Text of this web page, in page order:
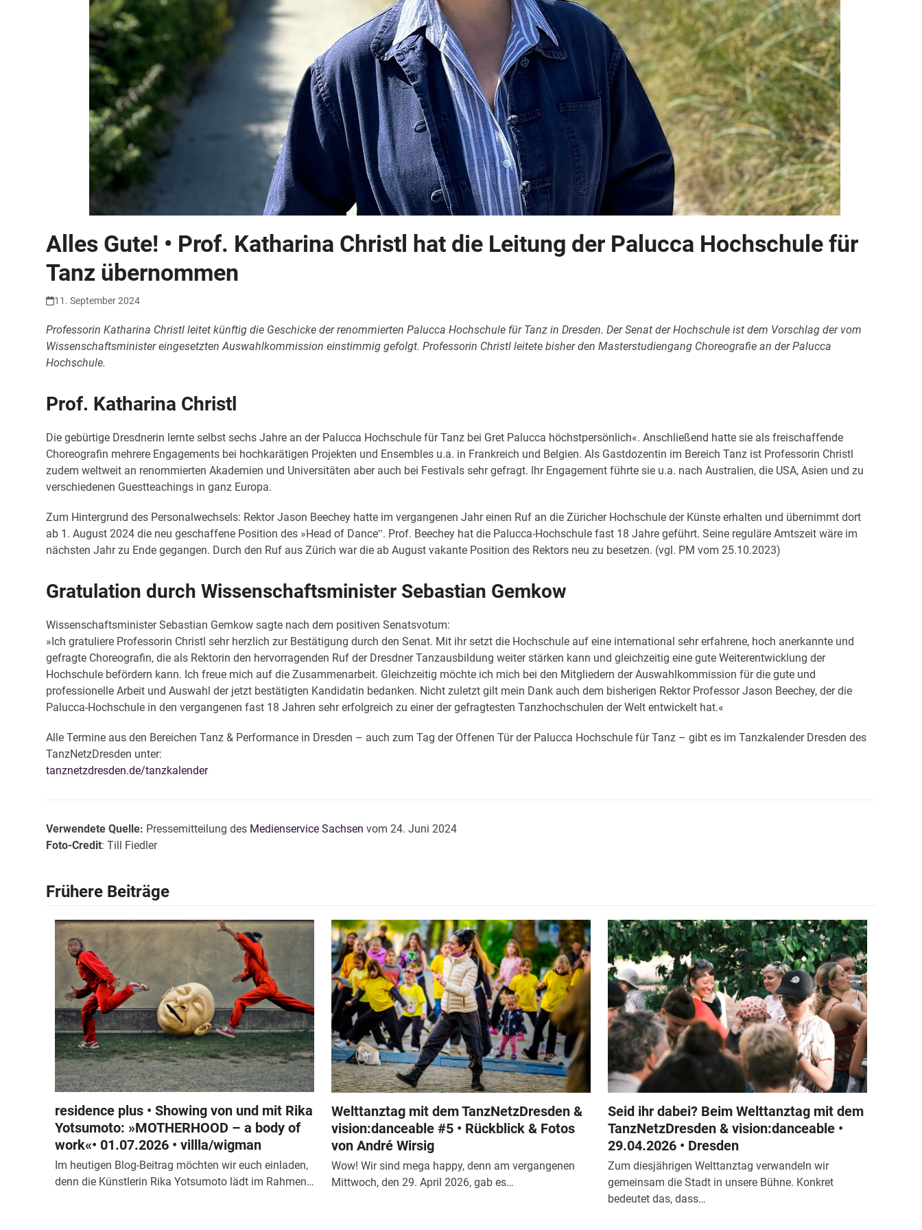
Alles Gute! • Prof. Katharina Christl hat die Leitung der Palucca Hochschule für
Tanz übernommen
11. September 2024
Professorin Katharina Christl leitet künftig die Geschicke der renommierten Palucca Hochschule für Tanz in Dresden. Der Senat der Hochschule ist dem Vorschlag der vom
Wissenschaftsminister eingesetzten Auswahlkommission einstimmig gefolgt. Professorin Christl leitete bisher den Masterstudiengang Choreografie an der Palucca
Hochschule.
Prof. Katharina Christl
Die gebürtige Dresdnerin lernte selbst sechs Jahre an der Palucca Hochschule für Tanz bei Gret Palucca höchstpersönlich«. Anschließend hatte sie als freischaffende
Choreografin mehrere Engagements bei hochkarätigen Projekten und Ensembles u.a. in Frankreich und Belgien. Als Gastdozentin im Bereich Tanz ist Professorin Christl
zudem weltweit an renommierten Akademien und Universitäten aber auch bei Festivals sehr gefragt. Ihr Engagement führte sie u.a. nach Australien, die USA, Asien und zu
verschiedenen Guestteachings in ganz Europa.
Zum Hintergrund des Personalwechsels: Rektor Jason Beechey hatte im vergangenen Jahr einen Ruf an die Züricher Hochschule der Künste erhalten und übernimmt dort
ab 1. August 2024 die neu geschaffene Position des »Head of Dance‟. Prof. Beechey hat die Palucca-Hochschule fast 18 Jahre geführt. Seine reguläre Amtszeit wäre im
nächsten Jahr zu Ende gegangen. Durch den Ruf aus Zürich war die ab August vakante Position des Rektors neu zu besetzen. (vgl. PM vom 25.10.2023)
Gratulation durch Wissenschaftsminister Sebastian Gemkow
Wissenschaftsminister Sebastian Gemkow sagte nach dem positiven Senatsvotum:
»Ich gratuliere Professorin Christl sehr herzlich zur Bestätigung durch den Senat. Mit ihr setzt die Hochschule auf eine international sehr erfahrene, hoch anerkannte und
gefragte Choreografin, die als Rektorin den hervorragenden Ruf der Dresdner Tanzausbildung weiter stärken kann und gleichzeitig eine gute Weiterentwicklung der
Hochschule befördern kann. Ich freue mich auf die Zusammenarbeit. Gleichzeitig möchte ich mich bei den Mitgliedern der Auswahlkommission für die gute und
professionelle Arbeit und Auswahl der jetzt bestätigten Kandidatin bedanken. Nicht zuletzt gilt mein Dank auch dem bisherigen Rektor Professor Jason Beechey, der die
Palucca-Hochschule in den vergangenen fast 18 Jahren sehr erfolgreich zu einer der gefragtesten Tanzhochschulen der Welt entwickelt hat.«
Alle Termine aus den Bereichen Tanz & Performance in Dresden – auch zum Tag der Offenen Tür der Palucca Hochschule für Tanz – gibt es im Tanzkalender Dresden des
TanzNetzDresden unter:
tanznetzdresden.de/tanzkalender
Verwendete Quelle: Pressemitteilung des Medienservice Sachsen vom 24. Juni 2024
Foto-Credit: Till Fiedler
Frühere Beiträge
residence plus • Showing von und mit Rika
Yotsumoto: »MOTHERHOOD – a body of
work«• 01.07.2026 • villla/wigman
Im heutigen Blog-Beitrag möchten wir euch einladen,
denn die Künstlerin Rika Yotsumoto lädt im Rahmen…
Welttanztag mit dem TanzNetzDresden &
vision:danceable #5 • Rückblick & Fotos
von André Wirsig
Wow! Wir sind mega happy, denn am vergangenen
Mittwoch, den 29. April 2026, gab es…
Seid ihr dabei? Beim Welttanztag mit dem
TanzNetzDresden & vision:danceable •
29.04.2026 • Dresden
Zum diesjährigen Welttanztag verwandeln wir
gemeinsam die Stadt in unsere Bühne. Konkret
bedeutet das, dass…